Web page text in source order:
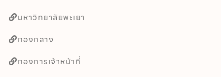
มหาวิทยาลัยพะเยา
กองกลาง
กองการเจ้าหน้าที่